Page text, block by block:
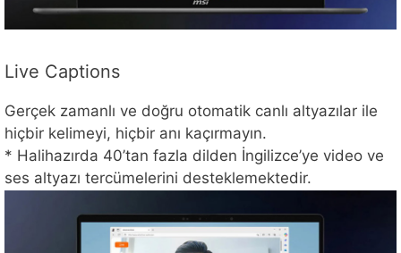
Live Captions
Gerçek zamanlı ve doğru otomatik canlı altyazılar ile
hiçbir kelimeyi, hiçbir anı kaçırmayın.
* Halihazırda 40’tan fazla dilden İngilizce’ye video ve
ses altyazı tercümelerini desteklemektedir.